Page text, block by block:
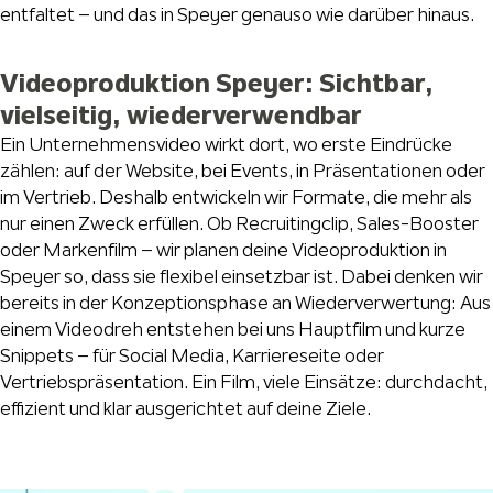
entfaltet – und das in Speyer genauso wie darüber hinaus.
Videoproduktion Speyer: Sichtbar,
vielseitig, wiederverwendbar
Ein Unternehmensvideo wirkt dort, wo erste Eindrücke
zählen: auf der Website, bei Events, in Präsentationen oder
im Vertrieb. Deshalb entwickeln wir Formate, die mehr als
nur einen Zweck erfüllen. Ob Recruitingclip, Sales-Booster
oder Markenfilm – wir planen deine Videoproduktion in
Speyer so, dass sie flexibel einsetzbar ist. Dabei denken wir
bereits in der Konzeptionsphase an Wiederverwertung: Aus
einem Videodreh entstehen bei uns Hauptfilm und kurze
Snippets – für Social Media, Karriereseite oder
Vertriebspräsentation. Ein Film, viele Einsätze: durchdacht,
effizient und klar ausgerichtet auf deine Ziele.